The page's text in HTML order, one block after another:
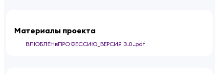
Материалы проекта
ВЛЮБЛЕНвПРОФЕССИЮ_ВЕРСИЯ 3.0..pdf